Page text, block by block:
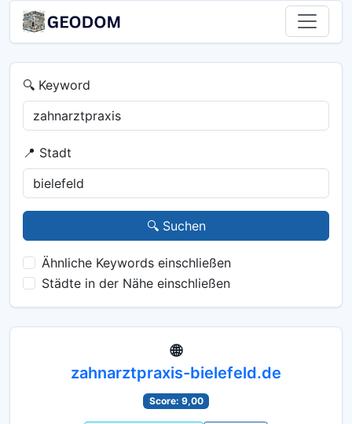
🔍 Keyword
📍 Stadt
🔍 Suchen
Ähnliche Keywords einschließen
Städte in der Nähe einschließen
🌐
zahnarztpraxis-bielefeld.de
Score: 9,00